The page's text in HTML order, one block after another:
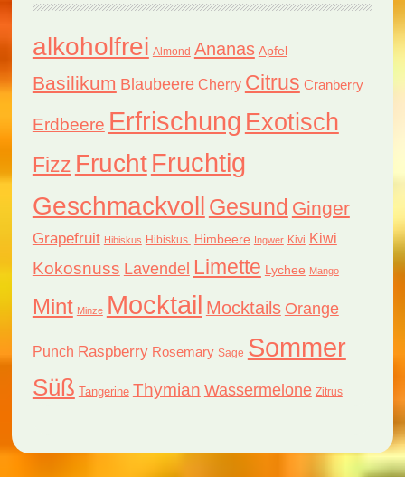
alkoholfrei Almond Ananas Apfel
Basilikum Blaubeere Cherry Citrus Cranberry
Erdbeere Erfrischung Exotisch
Fizz FruchtFruchtig
Geschmackvoll Gesund Ginger
Grapefruit Hibiskus Hibiskus. Himbeere Ingwer Kivi Kiwi
Kokosnuss Lavendel Limette Lychee Mango
Mint Minze Mocktail Mocktails Orange
Punch Raspberry Rosemary Sage Sommer
Süß Tangerine Thymian Wassermelone Zitrus